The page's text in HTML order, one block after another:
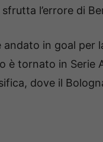
l’errore di
andato in goal
è tornato in Serie
dove il